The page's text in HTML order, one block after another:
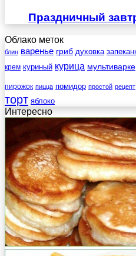
Праздничный
Облако меток
блин варенье гриб духовка
крем куриный курица мультиварке
пирожок пицца помидор простой рецепт
торт яблоко
Интересно